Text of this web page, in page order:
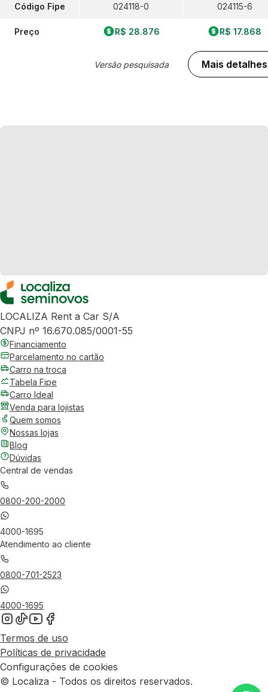
Código Fipe
Preço
024118-0
R$ 28.876
Versão pesquisada
024115-6
R$ 17.868
Mais detalhes
LOCALIZA Rent a Car S/A
CNPJ nº 16.670.085/0001-55
Financiamento
Parcelamento no cartão
Carro na troca
Tabela Fipe
Carro Ideal
Venda para lojistas
Quem somos
Nossas lojas
Blog
Dúvidas
Central de vendas
0800-200-2000
4000-1695
Atendimento ao cliente
0800-701-2523
4000-1695
Termos de uso
Políticas de privacidade
Configurações de cookies
© Localiza - Todos os direitos reservados.